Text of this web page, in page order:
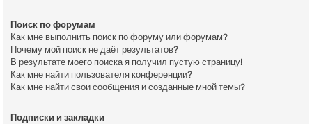
Поиск по форумам
Как мне выполнить поиск по форуму или форумам?
Почему мой поиск не даёт результатов?
В результате моего поиска я получил пустую страницу!
Как мне найти пользователя конференции?
Как мне найти свои сообщения и созданные мной темы?
Подписки и закладки